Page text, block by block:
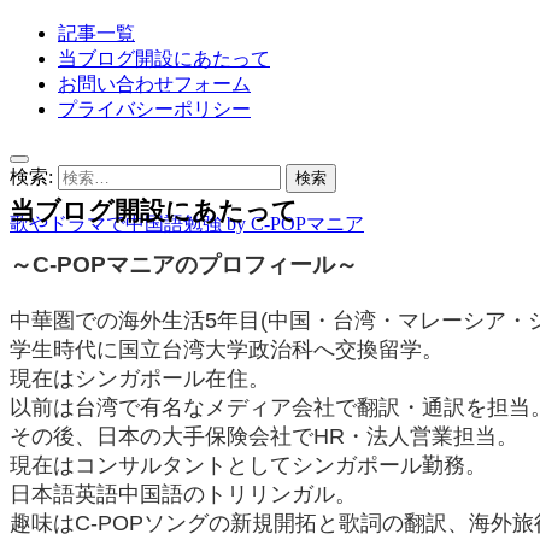
記事一覧
当ブログ開設にあたって
お問い合わせフォーム
プライバシーポリシー
検索:
歌やドラマで中国語勉強 by C-POPマニア
当ブログ開設にあたって
～C-POPマニアのプロフィール～
中華圏での海外生活5年目(中国・台湾・マレーシア・
学生時代に国立台湾大学政治科へ交換留学。
現在はシンガポール在住。
以前は台湾で有名なメディア会社で翻訳・通訳を担当。
その後、日本の大手保険会社でHR・法人営業担当。
現在はコンサルタントとしてシンガポール勤務。
日本語英語中国語のトリリンガル。
趣味はC-POPソングの新規開拓と歌詞の翻訳、海外旅